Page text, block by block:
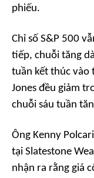
phiếu.
Chỉ số S&P 500
tiếp, chuỗi tăng
tuần kết thúc vào
Jones đều giảm
chuỗi sáu tuần
Ông Kenny
tại Slatestone
nhận ra rằng giá